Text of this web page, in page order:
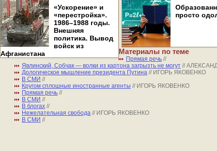
«Ускорение» и
«перестройка».
1986–1988 годы.
Внешняя
политика. Вывод
войск из
Афганистана
просто
Материалы по теме
Прямая речь //
Явлинский, Собчак — волки из картона загрызть не могут //
Дологическое мышление президента Путина // ИГОРЬ ЯКОВЕНКО
В СМИ //
Кругом сплошные иностранные агенты // ИГОРЬ ЯКОВЕНКО
Прямая речь //
В СМИ //
В блогах //
Нежелательная свобода // ИГОРЬ ЯКОВЕНКО
В СМИ //